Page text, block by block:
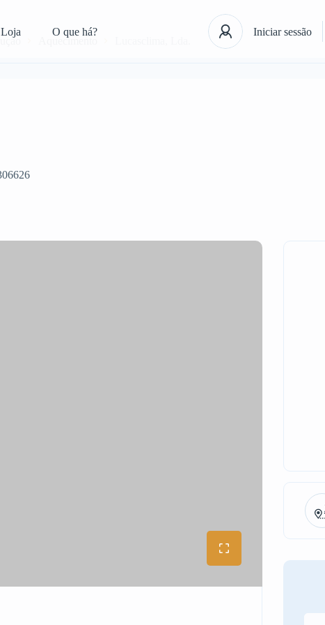
Loja O que há? Iniciar sessão
Aquecimento